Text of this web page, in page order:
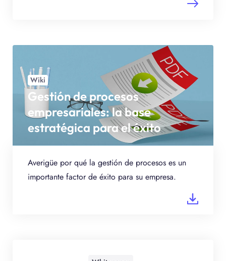
Wiki
Gestión de procesos
empresariales: la base
estratégica para el éxito
Averigüe por qué la gestión de procesos es un
importante factor de éxito para su empresa.